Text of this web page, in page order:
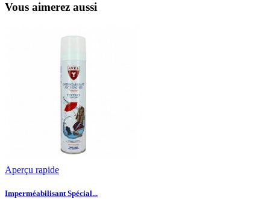
Vous aimerez aussi
Aperçu rapide
Imperméabilisant Spécial...